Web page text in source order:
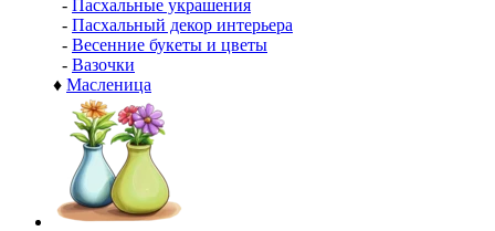
- Пасхальные украшения
- Пасхальный декор интерьера
- Весенние букеты и цветы
- Вазочки
♦ Масленица